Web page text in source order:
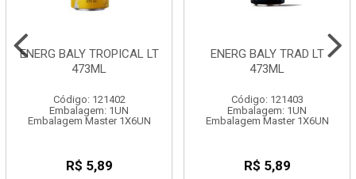
ENERG BALY TROPICAL LT
473ML
Código: 121402
Embalagem: 1UN
Embalagem Master 1X6UN
R$ 5,89
ENERG BALY TRAD LT
473ML
Código: 121403
Embalagem: 1UN
Embalagem Master 1X6UN
R$ 5,89